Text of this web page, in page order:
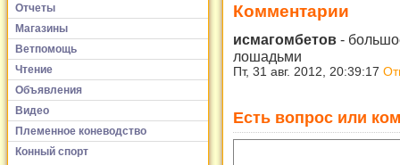
Отчеты
Магазины
Ветпомощь
Чтение
Объявления
Видео
Племенное коневодство
Конный спорт
Комментарии
исмагомбетов -
лошадьми
Пт, 31 авг. 2012, 20:39:17
Есть вопрос или